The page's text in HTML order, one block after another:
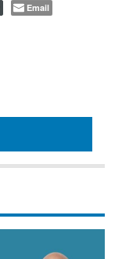
Email